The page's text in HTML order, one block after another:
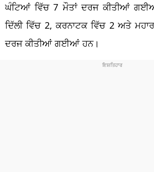
ਘੰਟਿਆਂ ਵਿੱਚ 7 ​​ਮੌਤਾਂ ਦਰਜ ਕੀਤੀਆਂ
ਦਿੱਲੀ ਵਿੱਚ 2, ਕਰਨਾਟਕ ਵਿੱਚ 2 ਅਤੇ
ਦਰਜ ਕੀਤੀਆਂ ਗਈਆਂ ਹਨ।